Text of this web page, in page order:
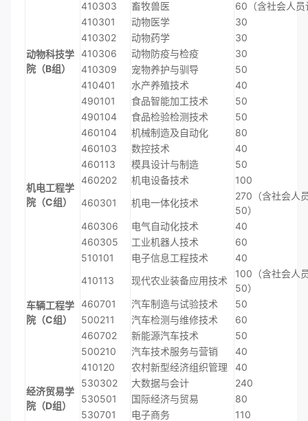
动物科技学
院（B组）
410303 畜牧兽医
60（含社会人
410301
动物医学
30
410302
动物药学
30
410306
动物防疫与检疫
30
410309
宠物养护与驯导
50
410401
水产养殖技术
40
490101
食品智能加工技术
50
490104
食品检验检测技术 50
机电工程学
院（C组）
460104 机械制造及自动化
80
460103
数控技术
40
460113
模具设计与制造
50
460202
机电设备技术
100
460301
机电一体化技术
270（含社会人
50）
460306
电气自动化技术
40
460305
工业机器人技术
60
510101
电子信息工程技术 40
车辆工程学
院（C组）
410113 现代农业装备应用技术
100（含社会人
50）
460701
汽车制造与试验技术
50
500211
汽车检测与维修技术
60
460702
新能源汽车技术
50
500210
汽车技术服务与营销 40
经济贸易学
院（D组）
410120 农村新型经济组织管理
40
530302
大数据与会计
240
530501
国际经济与贸易
80
530701
电子商务
110